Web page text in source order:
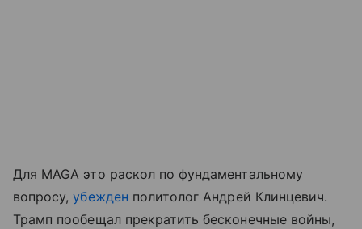
Для MAGA это раскол по фундаментальному
вопросу,убежден политолог Андрей Клинцевич.
Трамп пообещал прекратить бесконечные войны,